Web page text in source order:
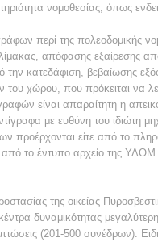
νομοθεσίας, όπως
περί της πολεοδομικής
απόφασης εξαίρεσης
την κατεδάφιση, βεβαίωσης
χώρου, που πρόκειται να
είναι απαραίτητη η
με ευθύνη του ιδιώτη
προέρχονται είτε από το
το έντυπο αρχείο της ΥΔΟΜ
της οικείας
δυναμικότητας
(201-500 συνέδρων).